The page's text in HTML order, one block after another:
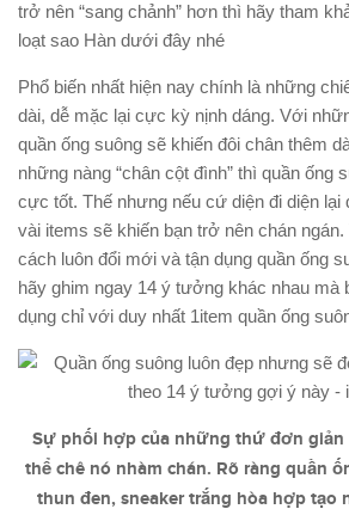
trở nên “sang chảnh” hơn thì hãy tham
loạt sao Hàn dưới đây nhé
Phổ biến nhất hiện nay chính là những
dài, dễ mặc lại cực kỳ nịnh dáng. Với
quần ống suông sẽ khiến đôi chân thêm
những nàng “chân cột đình” thì quần ống
cực tốt. Thế nhưng nếu cứ diện đi diện lại
vài items sẽ khiến bạn trở nên chán ngán.
cách luôn đổi mới và tận dụng quần ống
hãy ghim ngay 14 ý tưởng khác nhau mà
dụng chỉ với duy nhất 1item quần ống
Sự phối hợp của những thứ đơn giản
thể chê nó nhàm chán. Rõ ràng quần
thun đen, sneaker trắng hòa hợp tạo